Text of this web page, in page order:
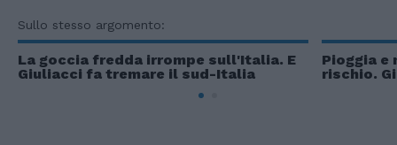
Sullo stesso argomento:
La goccia fredda irrompe sull'Italia. E
Giuliacci fa tremare il sud-Italia
Pioggia e
rischio.